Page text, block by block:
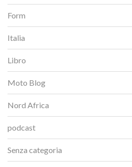
Form
Italia
Libro
Moto Blog
Nord Africa
podcast
Senza categoria